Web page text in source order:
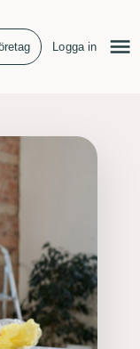
Logga in